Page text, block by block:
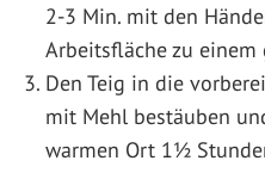
2-3 Min. mit den
Arbeitsfläche zu
Den Teig in die
mit Mehl bestäuben
warmen Ort 1½